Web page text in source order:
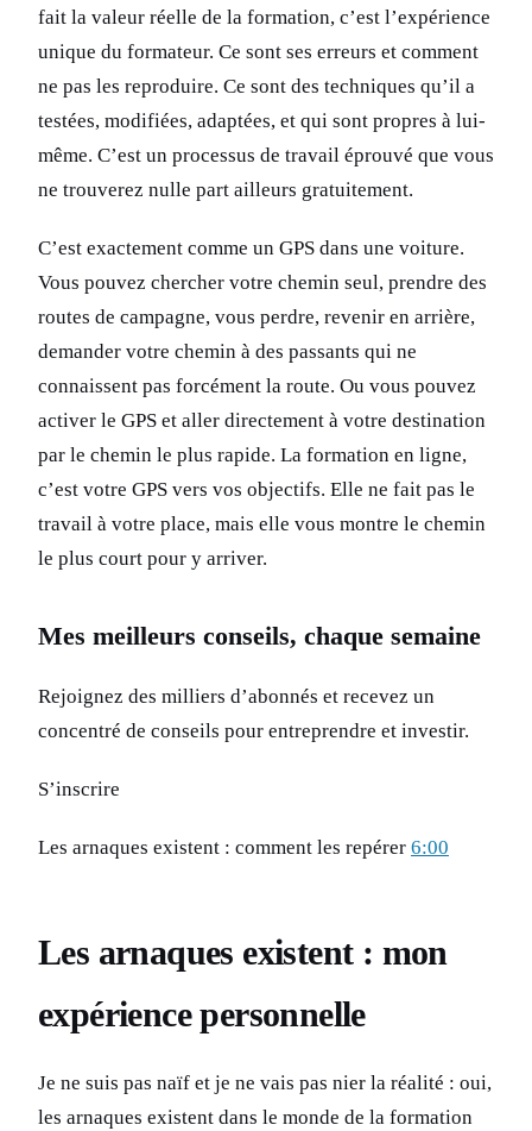
fait la valeur réelle de la formation, c’est l’expérience
unique du formateur. Ce sont ses erreurs et comment
ne pas les reproduire. Ce sont des techniques qu’il a
testées, modifiées, adaptées, et qui sont propres à lui-
même. C’est un processus de travail éprouvé que vous
ne trouverez nulle part ailleurs gratuitement.
C’est exactement comme un GPS dans une voiture.
Vous pouvez chercher votre chemin seul, prendre des
routes de campagne, vous perdre, revenir en arrière,
demander votre chemin à des passants qui ne
connaissent pas forcément la route. Ou vous pouvez
activer le GPS et aller directement à votre destination
par le chemin le plus rapide. La formation en ligne,
c’est votre GPS vers vos objectifs. Elle ne fait pas le
travail à votre place, mais elle vous montre le chemin
le plus court pour y arriver.
Mes meilleurs conseils, chaque semaine
Rejoignez des milliers d’abonnés et recevez un
concentré de conseils pour entreprendre et investir.
S’inscrire
Les arnaques existent : comment les repérer 6:00
Les arnaques existent : mon
expérience personnelle
Je ne suis pas naïf et je ne vais pas nier la réalité : oui,
les arnaques existent dans le monde de la formation